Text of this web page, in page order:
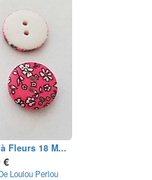
Fleurs 18 M...
€
Loulou Perlou